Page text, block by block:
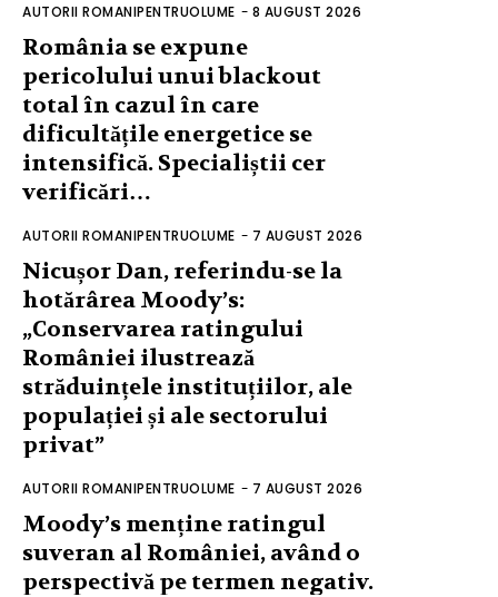
AUTORII ROMANIPENTRUOLUME - 8 AUGUST 2026
România se expune
pericolului unui blackout
total în cazul în care
dificultățile energetice se
intensifică. Specialiștii cer
verificări…
AUTORII ROMANIPENTRUOLUME - 7 AUGUST 2026
Nicușor Dan, referindu-se la
hotărârea Moody’s:
„Conservarea ratingului
României ilustrează
străduințele instituțiilor, ale
populației și ale sectorului
privat”
AUTORII ROMANIPENTRUOLUME - 7 AUGUST 2026
Moody’s menține ratingul
suveran al României, având o
perspectivă pe termen negativ.